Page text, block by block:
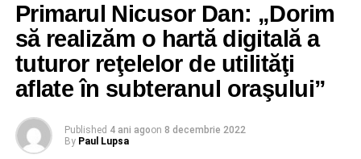
Primarul Nicusor Dan: „Dorim
să realizăm o hartă digitală a
tuturor reţelelor de utilităţi
aflate în subteranul oraşului”
Published 4 ani agoon 8 decembrie 2022
By Paul Lupsa